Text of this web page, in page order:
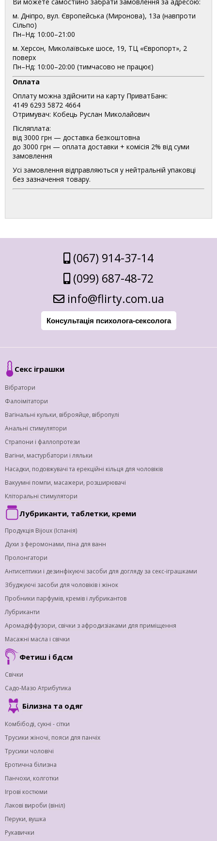
м. Дніпро, вул. Європейська (Миронова), 13а (навпроти
Сільпо)
Пн–Нд: 10:00–21:00
м. Херсон, Миколаївське шосе, 19, ТЦ «Європорт», 2
поверх
Пн–Нд: 10:00–20:00 (тимчасово не працює)
Оплата
Оплату можна здійснити на карту ПриватБанк:
4149 6293 5872 4664
Отримувач: Кобець Руслан Миколайович
Післяплата:
від 3000 грн — доставка безкоштовна
до 3000 грн — оплата доставки + комісія 2% від суми
замовлення
Усі замовлення відправляються у нейтральній упаковці
без зазначення товару.
(067) 914-37-14
(099) 687-48-72
info@flirty.com.ua
Консультація психолога-сексолога
Секс іграшки
Вібратори
Фалоімітатори
Вагінальні кульки, віброяйце, вібропулі
Анальні стимулятори
Страпони і фаллопротези
Вагіни, мастурбатори і ляльки
Насадки, подовжувачі та ерекційні кільця для чоловіків
Вакуумні помпи, масажери, розширювачі
Кліторальні стимулятори
Лубриканти, таблетки, креми
Продукція Bijoux (Іспанія)
Духи з феромонами, піна для ванн
Пролонгатори
Антисептики і дезинфікуючі засоби для догляду за секс-іграшками
Збуджуючі засоби для чоловіків і жінок
Пробники парфумів, кремів і лубрикантов
Лубриканти
Аромадіффузори, свічки з афродизіаками для приміщення
Масажні масла і свічки
Фетиш і бдсм
Свічки
Садо-Мазо Атрибутика
Білизна та одяг
Комбібоді, сукні - сітки
Трусики жіночі, пояси для панчіх
Трусики чоловічі
Еротична білизна
Панчохи, колготки
Ігрові костюми
Лакові вироби (вініл)
Перуки, вушка
Рукавички